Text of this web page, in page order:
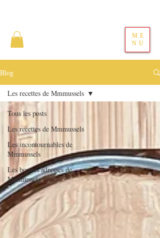
ME
NU
Blog
Tous les posts
Les recettes de Mmmussels
Les incontournables de
Mmmussels
Les bonnes adresses de
Mmmussels
Les recettes de Mmmussels